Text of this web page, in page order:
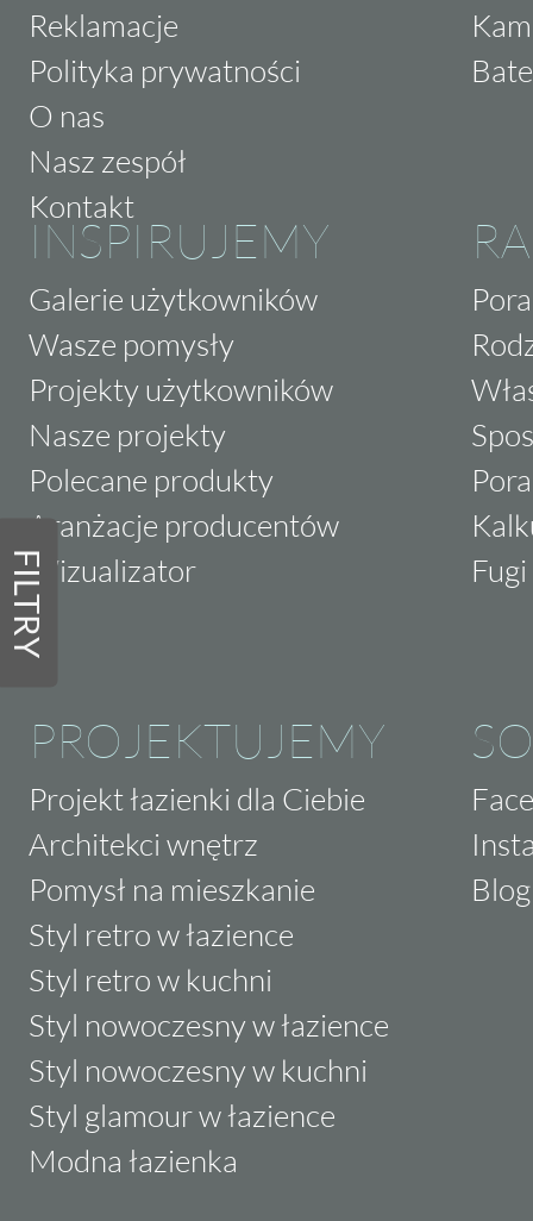
FILTRY
Reklamacje
Polityka prywatności
O nas
Nasz zespół
Kontakt
INSPIRUJEMY
Galerie użytkowników
Wasze pomysły
Projekty użytkowników
Nasze projekty
Polecane produkty
Aranżacje producentów
Wizualizator
PROJEKTUJEMY
Projekt łazienki dla Ciebie
Architekci wnętrz
Pomysł na mieszkanie
Styl retro w łazience
Styl retro w kuchni
Styl nowoczesny w łazience
Styl nowoczesny w kuchni
Styl glamour w łazience
Modna łazienka
Blog